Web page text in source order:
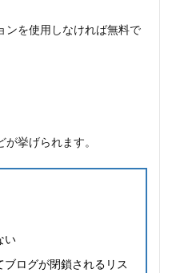
ンを使用しなければ無料で
挙げられます。
い
ログが閉鎖されるリス